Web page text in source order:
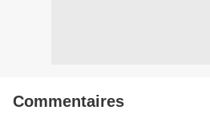
Commentaires